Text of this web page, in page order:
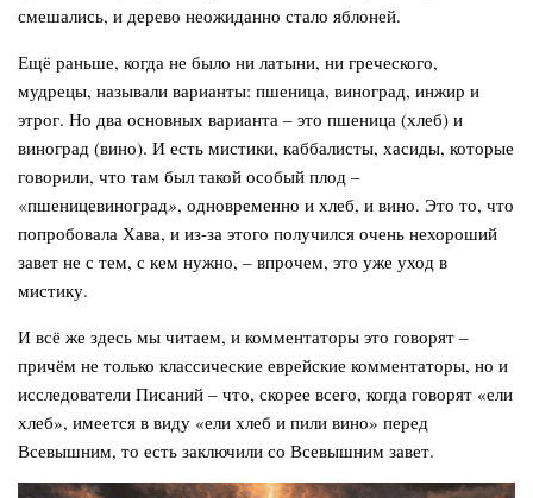
смешались, и дерево неожиданно стало яблоней.
Ещё раньше, когда не было ни латыни, ни греческого,
мудрецы, называли варианты: пшеница, виноград, инжир и
этрог. Но два основных варианта – это пшеница (хлеб) и
виноград (вино). И есть мистики, каббалисты, хасиды, которые
говорили, что там был такой особый плод –
«пшеницевиноград», одновременно и хлеб, и вино. Это то, что
попробовала Хава, и из-за этого получился очень нехороший
завет не с тем, с кем нужно, – впрочем, это уже уход в
мистику.
И всё же здесь мы читаем, и комментаторы это говорят –
причём не только классические еврейские комментаторы, но и
исследователи Писаний – что, скорее всего, когда говорят «ели
хлеб», имеется в виду «ели хлеб и пили вино» перед
Всевышним, то есть заключили со Всевышним завет.